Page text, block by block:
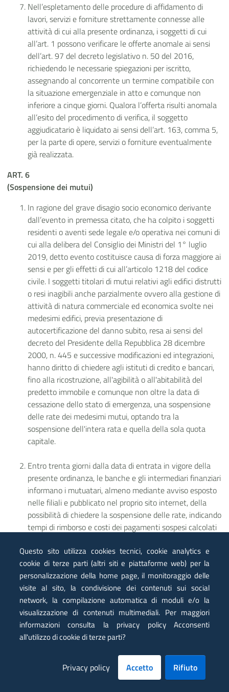
Nell’espletamento delle procedure di affidamento di
lavori, servizi e forniture strettamente connesse alle
attività di cui alla presente ordinanza, i soggetti di cui
all’art. 1 possono verificare le offerte anomale ai sensi
dell’art. 97 del decreto legislativo n. 50 del 2016,
richiedendo le necessarie spiegazioni per iscritto,
assegnando al concorrente un termine compatibile con
la situazione emergenziale in atto e comunque non
inferiore a cinque giorni. Qualora l’offerta risulti anomala
all’esito del procedimento di verifica, il soggetto
aggiudicatario è liquidato ai sensi dell’art. 163, comma 5,
per la parte di opere, servizi o forniture eventualmente
già realizzata.
ART. 6
(Sospensione dei mutui)
In ragione del grave disagio socio economico derivante
dall’evento in premessa citato, che ha colpito i soggetti
residenti o aventi sede legale e/o operativa nei comuni di
cui alla delibera del Consiglio dei Ministri del 1° luglio
2019, detto evento costituisce causa di forza maggiore ai
sensi e per gli effetti di cui all’articolo 1218 del codice
civile. I soggetti titolari di mutui relativi agli edifici distrutti
o resi inagibili anche parzialmente ovvero alla gestione di
attività di natura commerciale ed economica svolte nei
medesimi edifici, previa presentazione di
autocertificazione del danno subito, resa ai sensi del
decreto del Presidente della Repubblica 28 dicembre
2000, n. 445 e successive modificazioni ed integrazioni,
hanno diritto di chiedere agli istituti di credito e bancari,
fino alla ricostruzione, all'agibilità o all'abitabilità del
predetto immobile e comunque non oltre la data di
cessazione dello stato di emergenza, una sospensione
delle rate dei medesimi mutui, optando tra la
sospensione dell'intera rata e quella della sola quota
capitale.
Entro trenta giorni dalla data di entrata in vigore della
presente ordinanza, le banche e gli intermediari finanziari
informano i mutuatari, almeno mediante avviso esposto
nelle filiali e pubblicato nel proprio sito internet, della
possibilità di chiedere la sospensione delle rate, indicando
tempi di rimborso e costi dei pagamenti sospesi calcolati
2009 tra l’ABI e le Associazioni dei consumatori in tema
di sospensione dei pagamenti, nonché il termine, non
inferiore a trenta giorni, per l'esercizio della facoltà di
sospensione. Qualora la banca o l'intermediario
finanziario non fornisca tali informazioni nei termini e con
i contenuti prescritti, sono sospese fino al 1 gennaio
2020, senza oneri aggiuntivi per il mutuatario, le rate in
scadenza entro la predetta data.
(Prime misure economiche e ricognizione dei fabbisogni
Questo sito utilizza cookies tecnici, cookie analytics e
cookie di terze parti (altri siti e piattaforme web) per la
personalizzazione della home page, il monitoraggio delle
visite al sito, la condivisione dei contenuti sui social
network, la compilazione automatica di moduli e/o la
visualizzazione di contenuti multimediali. Per maggiori
informazioni consulta la privacy policy Acconsenti
all'utilizzo di cookie di terze parti?
Privacy policy Accetto Rifiuto